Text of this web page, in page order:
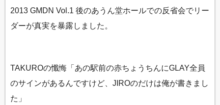
2013 GMDN Vol.1 後のあうん堂ホールでの反省会でリー
ダーが真実を暴露しました。
TAKUROの懺悔「あの駅前の赤ちょうちんにGLAY全員
のサインがあるんですけど、JIROのだけは俺が書きまし
た」